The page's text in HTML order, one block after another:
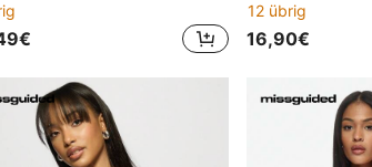
12 übrig
16,90€